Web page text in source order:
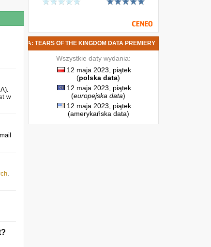
w
.
OF ZELDA: TEARS OF THE KINGDOM DATA PREMIERY
Wszystkie daty wydania:
12 maja 2023, piątek
(polska data)
12 maja 2023, piątek
(europejska data)
12 maja 2023, piątek
(amerykańska data)